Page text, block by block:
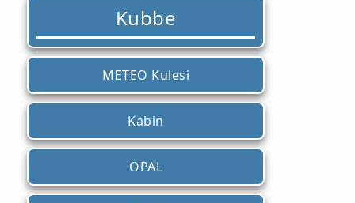
Kubbe
METEO Kulesi
Kabin
OPAL